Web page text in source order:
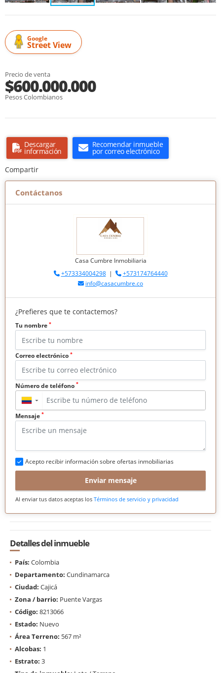
Google
Street View
Precio de venta
$600.000.000
Pesos Colombianos
Descargar
información
Recomendar inmueble
por correo electrónico
Compartir
Contáctanos
Casa Cumbre Inmobiliaria
+573334004298|
+573174764440
info@casacumbre.co
¿Prefieres que te contactemos?
Tu nombre *
Correo electrónico *
Número de teléfono *
▼
Mensaje *
Acepto recibir información sobre ofertas inmobiliarias
Enviar mensaje
Al enviar tus datos aceptas los Términos de servicio y privacidad
Detalles del inmueble
País: Colombia
Departamento: Cundinamarca
Ciudad: Cajicá
Zona / barrio: Puente Vargas
Código: 8213066
Estado: Nuevo
Área Terreno: 567 m²
Alcobas: 1
Estrato: 3